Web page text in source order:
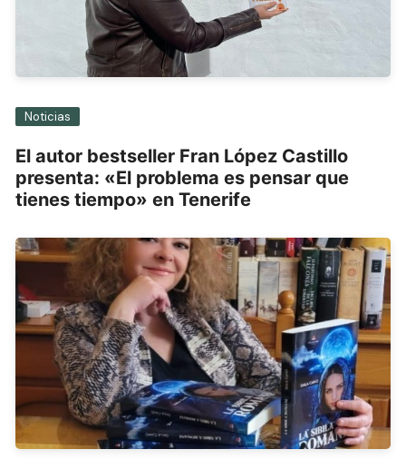
Noticias
El autor bestseller Fran López Castillo
presenta: «El problema es pensar que
tienes tiempo» en Tenerife